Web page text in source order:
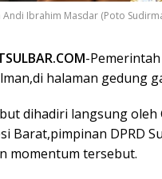
Ibrahim Masdar (Poto
-
halaman gedung
dihadiri langsung
Barat,pimpinan DPRD
momentum tersebut.